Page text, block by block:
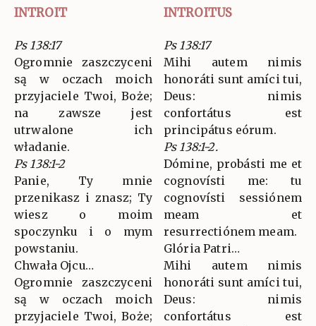
INTROIT INTROITUS
Ps 138:17
Ogromnie zaszczyceni
są w oczach moich
przyjaciele Twoi, Boże;
na zawsze jest
utrwalone ich
władanie.
Ps 138:1-2
Panie, Ty mnie
przenikasz i znasz; Ty
wiesz o moim
spoczynku i o mym
powstaniu.
Chwała Ojcu…
Ogromnie zaszczyceni
są w oczach moich
przyjaciele Twoi, Boże;
Ps 138:17
Mihi autem nimis
honoráti sunt amíci tui,
Deus: nimis
confortátus est
principátus eórum.
Ps 138:1-2.
Dómine, probásti me et
cognovísti me: tu
cognovísti sessiónem
meam et
resurrectiónem meam.
Glória Patri…
Mihi autem nimis
honoráti sunt amíci tui,
Deus: nimis
confortátus est